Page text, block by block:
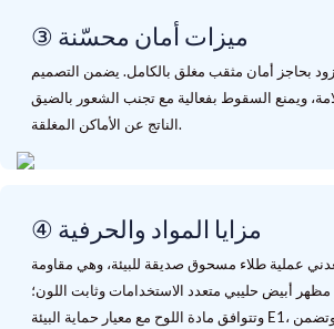
③ ميزات أمان محسّنة
بحاجز أمان مثقب مغلق بالكامل. يضمن التصميم
ويمنع السقوط بفعالية مع تجنب الشعور بالضيق
الناتج عن الأماكن المغلقة.
④ مزايا المواد والحرفية
عملية طلاء مسحوق صديقة للبيئة، وهي مقاومة
أبيض حليبي متعدد الاستخدامات وثابت اللون؛
وتتوافق مادة اللوح مع معيار حماية البيئة E1، وهي عديمة الرائحة، وتضمن